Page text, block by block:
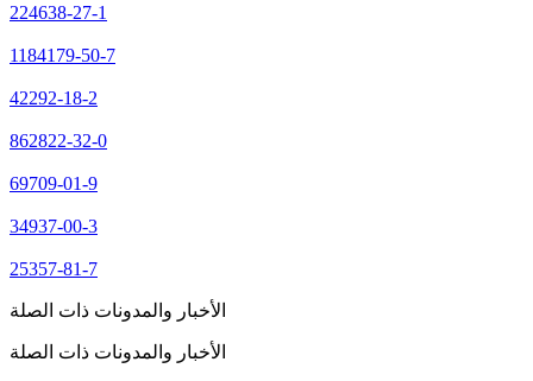
224638-27-1
1184179-50-7
42292-18-2
862822-32-0
69709-01-9
34937-00-3
25357-81-7
الأخبار والمدونات ذات الصلة
الأخبار والمدونات ذات الصلة